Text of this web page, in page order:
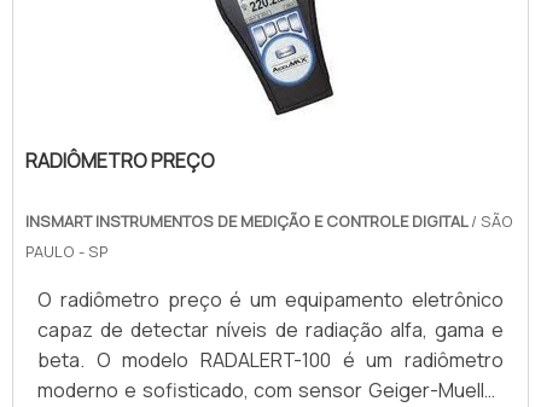
RADIÔMETRO PREÇO
INSMART INSTRUMENTOS DE MEDIÇÃO E CONTROLE DIGITAL/ SÃO
PAULO - SP
O radiômetro preço é um equipamento eletrônico
capaz de detectar níveis de radiação alfa, gama e
beta. O modelo RADALERT-100 é um radiômetro
moderno e sofisticado, com sensor Geiger-Mueller